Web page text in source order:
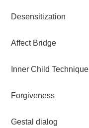
Desensitization
Affect Bridge
Inner Child Technique
Forgiveness
Gestal dialog